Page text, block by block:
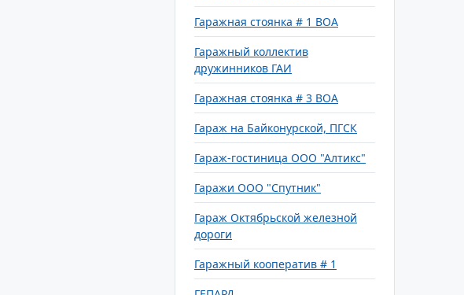
Гаражная стоянка # 1 ВОА
Гаражный коллектив
дружинников ГАИ
Гаражная стоянка # 3 ВОА
Гараж на Байконурской, ПГСК
Гараж-гостиница ООО "Алтикс"
Гаражи ООО "Спутник"
Гараж Октябрьской железной
дороги
Гаражный кооператив # 1